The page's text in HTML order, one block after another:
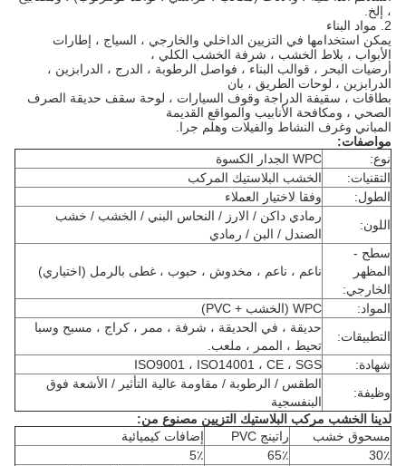
، إلخ.
يمكن استخدامها في التزيين الداخلي والخارجي ، السياج ، إطارات
الأبواب ، بلاط الخشب ، شرفة الخشب الكلي ،
أرضيات البحر ، قوالب البناء ، فواصل الرطوبة ، الدرج ، الدرابزين ،
الدرابزين ، لوحات الطريق ، بان
بطاقات ، سقيفة الدراجة وقوف السيارات ، لوحة سقف حديقة الصرف
الصحي ، ومكافحة الأنابيب والمواقع القديمة
المباني وغرف النشاط والفيلات وهلم جرا.
مواصفات:
نوع:
WPC الجدار الكسوة
التقنيات:
الخشب البلاستيك المركب
الطول:
وفقا لاختيار العملاء
اللون:
رمادي داكن / الارز / النحاس البني / الخشب / خشب
الصندل / البن / رمادي
سطح -
المظهر
الخارجي:
ناعم ، ناعم ، مخدوش ، حبوب ، غطى بالرمل (اختياري)
المواد:
WPC (الخشب + PVC)
التطبيقات:
حديقة ، في الحديقة ، شرفة ، ممر ، كراج ، مسبح وسبا
تحيط ، الممر ، ملعب.
شهادة:
ISO9001 ، ISO14001 ، CE ، SGS
وظيفة:
الطقس / الرطوبة / مقاومة عالية التأثير / الأشعة فوق
البنفسجية
لدينا الخشب مركب البلاستيك التزيين مصنوع من:
مسحوق خشب
راتينج PVC
إضافات كيميائية
30٪
65٪ 5٪